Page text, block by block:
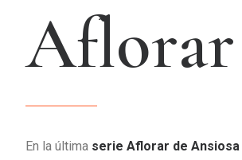
Aflorar
En la última serie Aflorar de Ansiosa